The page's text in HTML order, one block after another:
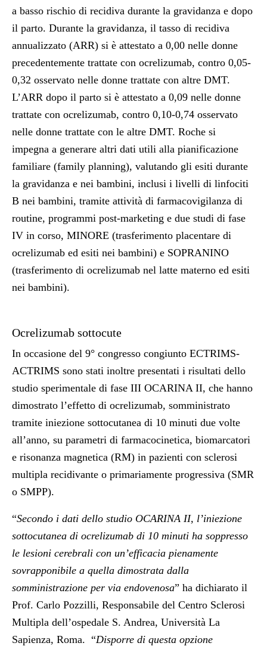
a basso rischio di recidiva durante la gravidanza e dopo
il parto. Durante la gravidanza, il tasso di recidiva
annualizzato (ARR) si è attestato a 0,00 nelle donne
precedentemente trattate con ocrelizumab, contro 0,05-
0,32 osservato nelle donne trattate con altre DMT.
L’ARR dopo il parto si è attestato a 0,09 nelle donne
trattate con ocrelizumab, contro 0,10-0,74 osservato
nelle donne trattate con le altre DMT. Roche si
impegna a generare altri dati utili alla pianificazione
familiare (family planning), valutando gli esiti durante
la gravidanza e nei bambini, inclusi i livelli di linfociti
B nei bambini, tramite attività di farmacovigilanza di
routine, programmi post-marketing e due studi di fase
IV in corso, MINORE (trasferimento placentare di
ocrelizumab ed esiti nei bambini) e SOPRANINO
(trasferimento di ocrelizumab nel latte materno ed esiti
nei bambini).
Ocrelizumab sottocute
In occasione del 9° congresso congiunto ECTRIMS-
ACTRIMS sono stati inoltre presentati i risultati dello
studio sperimentale di fase III OCARINA II, che hanno
dimostrato l’effetto di ocrelizumab, somministrato
tramite iniezione sottocutanea di 10 minuti due volte
all’anno, su parametri di farmacocinetica, biomarcatori
e risonanza magnetica (RM) in pazienti con sclerosi
multipla recidivante o primariamente progressiva (SMR
o SMPP).
“Secondo i dati dello studio OCARINA II, l’iniezione
sottocutanea di ocrelizumab di 10 minuti ha soppresso
le lesioni cerebrali con un’efficacia pienamente
sovrapponibile a quella dimostrata dalla
somministrazione per via endovenosa” ha dichiarato il
Prof. Carlo Pozzilli, Responsabile del Centro Sclerosi
Multipla dell’ospedale S. Andrea, Università La
Sapienza, Roma. “Disporre di questa opzione